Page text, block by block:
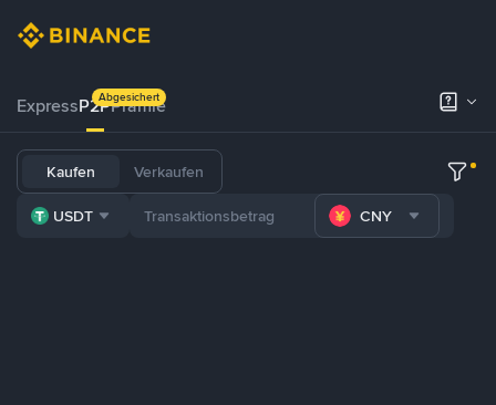
ExpressP2PPrämie
Abgesichert
Kaufen Verkaufen
USDT CNY